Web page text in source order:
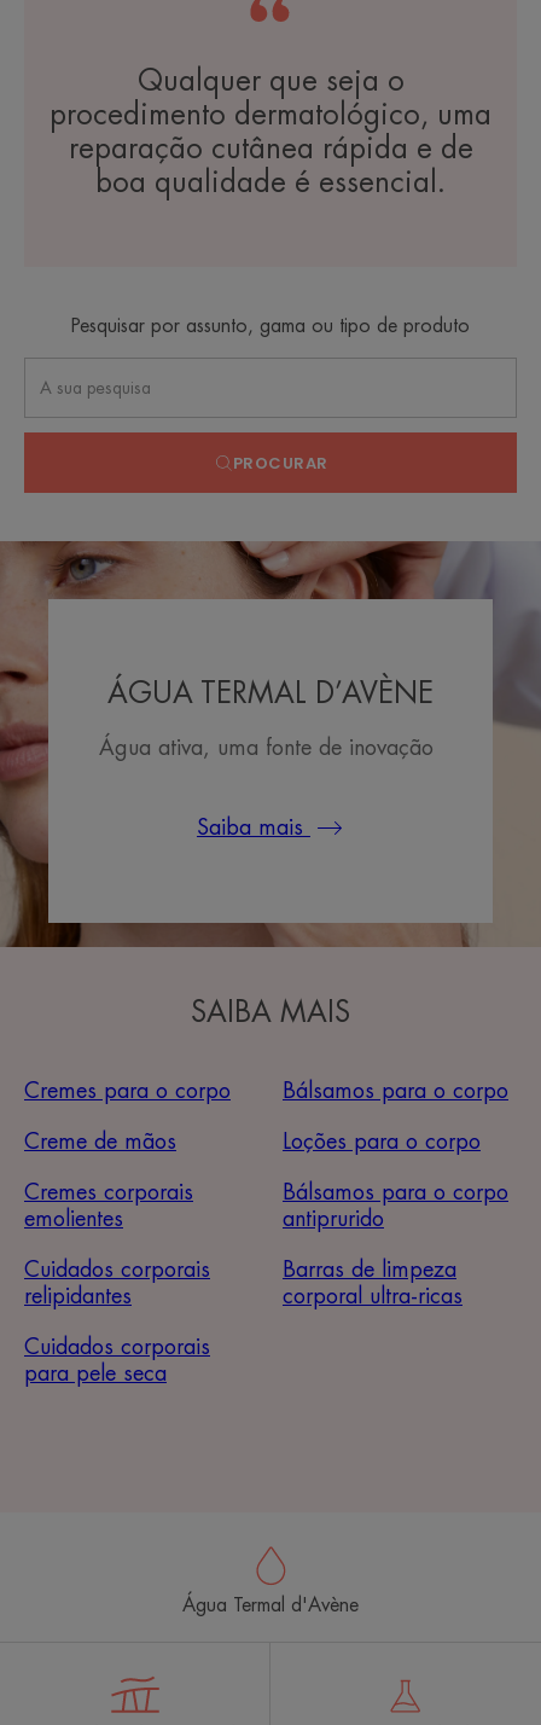
Qualquer que seja o
procedimento dermatológico, uma
reparação cutânea rápida e de
boa qualidade é essencial.
Pesquisar por assunto, gama ou tipo de produto
PROCURAR
ÁGUA TERMAL D’AVÈNE
Água ativa, uma fonte de inovação
Saiba mais
SAIBA MAIS
Cremes para o corpo Bálsamos para o corpo
Creme de mãos Loções para o corpo
Cremes corporais
emolientes
Bálsamos para o corpo
antiprurido
Cuidados corporais
relipidantes
Barras de limpeza
corporal ultra-ricas
Cuidados corporais
para pele seca
Água Termal d'Avène